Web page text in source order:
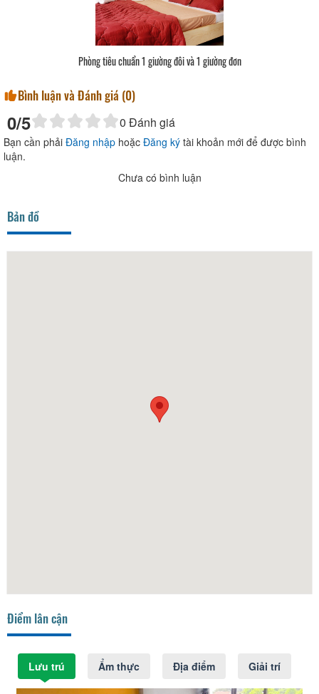
Phòng tiêu chuẩn 1 giường đôi và 1 giường đơn
Bình luận và Đánh giá (0)
0/5 0 Đánh giá
Bạn cần phải Đăng nhập hoặc Đăng ký tài khoản mới để được bình
luận.
Chưa có bình luận
Bản đồ
Điểm lân cận
Lưu trú Ẩm thực Địa điểm Giải trí